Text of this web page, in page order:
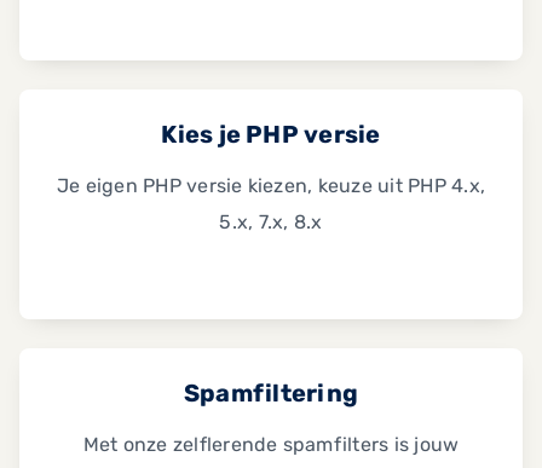
Kies je PHP versie
Je eigen PHP versie kiezen, keuze uit PHP 4.x,
5.x, 7.x, 8.x
Spamfiltering
Met onze zelflerende spamfilters is jouw